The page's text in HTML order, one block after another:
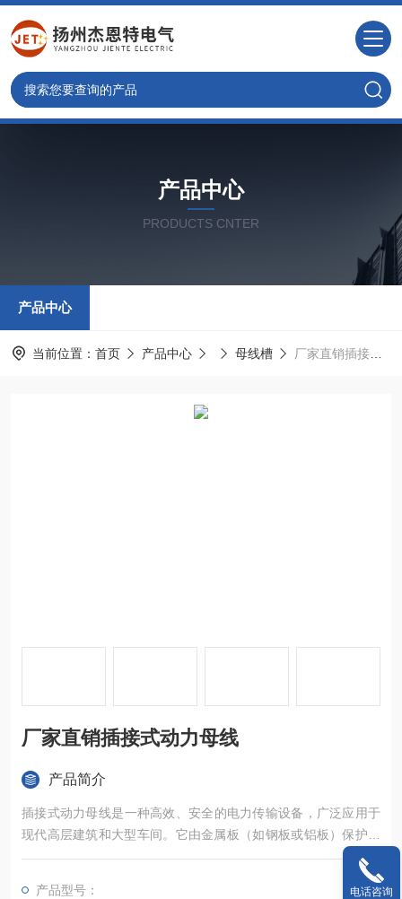
产品中心
PRODUCTS CNTER
产品中心
当前位置： 首页 产品中心 母线槽 厂家直销插接式动力母线
厂家直销插接式动力母线
产品简介
插接式动力母线‌是一种高效、安全的电力传输设备，广泛应用于
现代高层建筑和大型车间。它由金属板（如钢板或铝板）保护外
壳、导电排、绝缘材料及相关附件组成，能够在大电流输送系统
产品型号：
电话咨询